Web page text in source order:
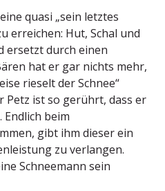
quasi „sein letztes
erreichen: Hut, Schal und
ersetzt durch einen
hat er gar nichts mehr,
rieselt der Schnee“
ist so gerührt, dass er
Endlich beim
gibt ihm dieser ein
zu verlangen.
Schneemann sein